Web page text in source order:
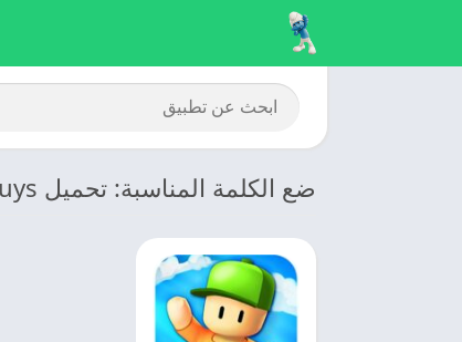
ضع الكلمة المناسبة: تحميل Stumble Guys مهكره